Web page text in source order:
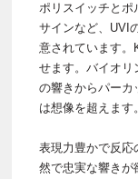
ポリスイッチとポ
サインなど、UVI
意されています。
せます。バイオリ
の響きからパーカ
は想像を超えます。
表現力豊かで反応
然で忠実な響きが